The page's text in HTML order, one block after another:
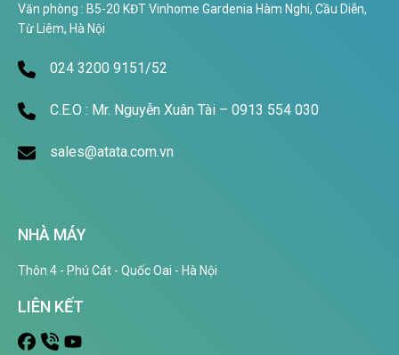
Văn phòng : B5-20 KĐT Vinhome Gardenia Hàm Nghi, Cầu Diễn,
Từ Liêm, Hà Nội
024 3200 9151/52
C.E.O : Mr. Nguyễn Xuân Tài – 0913 554 030
sales@atata.com.vn
NHÀ MÁY
Thôn 4 - Phú Cát - Quốc Oai - Hà Nội
LIÊN KẾT